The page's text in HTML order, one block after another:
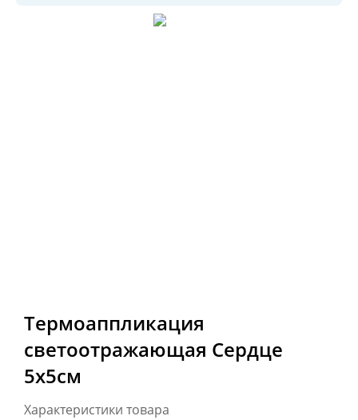
Термоаппликация
светоотражающая Сердце
5х5см
Характеристики товара